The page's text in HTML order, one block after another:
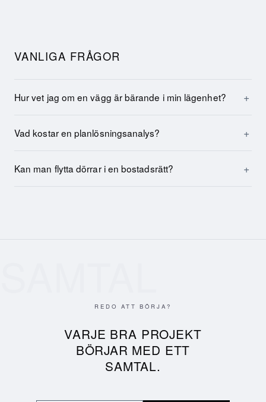
VANLIGA FRÅGOR
Hur vet jag om en vägg är bärande i min lägenhet?
Vad kostar en planlösningsanalys?
Kan man flytta dörrar i en bostadsrätt?
REDO ATT BÖRJA?
VARJE BRA PROJEKT
BÖRJAR MED ETT
SAMTAL.